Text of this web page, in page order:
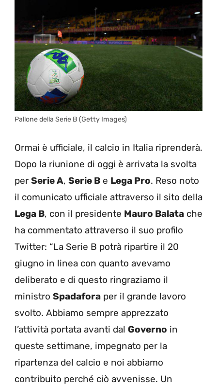
Pallone della Serie B (Getty Images)
Ormai è ufficiale, il calcio in Italia riprenderà.
Dopo la riunione di oggi è arrivata la svolta
per Serie A, Serie B e Lega Pro. Reso noto
il comunicato ufficiale attraverso il sito della
Lega B, con il presidente Mauro Balata che
ha commentato attraverso il suo profilo
Twitter: “La Serie B potrà ripartire il 20
giugno in linea con quanto avevamo
deliberato e di questo ringraziamo il
ministro Spadafora per il grande lavoro
svolto. Abbiamo sempre apprezzato
l’attività portata avanti dal Governo in
queste settimane, impegnato per la
ripartenza del calcio e noi abbiamo
contribuito perché ciò avvenisse. Un